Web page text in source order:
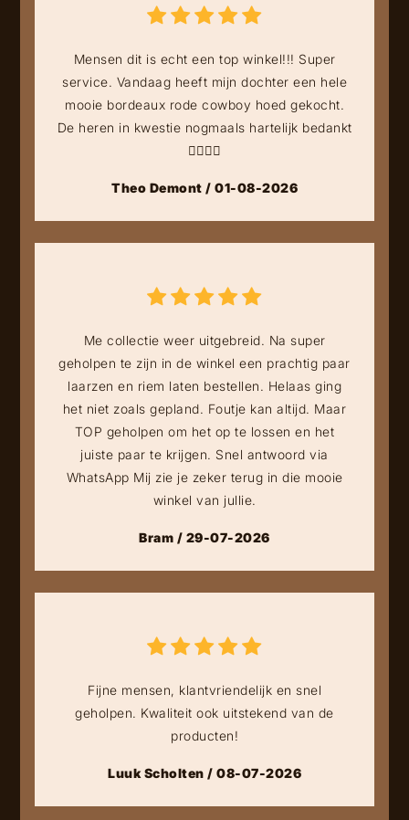
Mensen dit is echt een top winkel!!! Super
service. Vandaag heeft mijn dochter een hele
mooie bordeaux rode cowboy hoed gekocht.
De heren in kwestie nogmaals hartelijk bedankt
👍🏻👍🏻
Theo Demont / 01-08-2026
Me collectie weer uitgebreid. Na super
geholpen te zijn in de winkel een prachtig paar
laarzen en riem laten bestellen. Helaas ging
het niet zoals gepland. Foutje kan altijd. Maar
TOP geholpen om het op te lossen en het
juiste paar te krijgen. Snel antwoord via
WhatsApp Mij zie je zeker terug in die mooie
winkel van jullie.
Bram / 29-07-2026
Fijne mensen, klantvriendelijk en snel
geholpen. Kwaliteit ook uitstekend van de
producten!
Luuk Scholten / 08-07-2026